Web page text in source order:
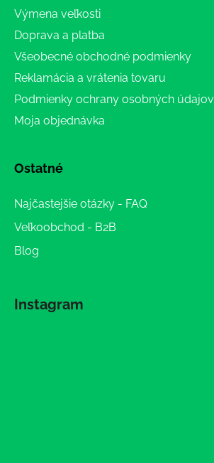
Výmena veľkosti
Doprava a platba
Všeobecné obchodné podmienky
Reklamácia a vrátenia tovaru
Podmienky ochrany osobných údajov
Moja objednávka
Ostatné
Najčastejšie otázky - FAQ
Veľkoobchod - B2B
Blog
Instagram